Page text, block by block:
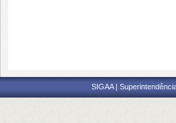
SIGAA |